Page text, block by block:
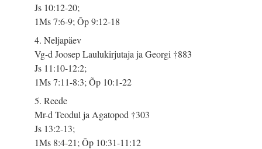
Js 10:12-20;
1Ms 7:6-9; Õp 9:12-18
4. Neljapäev
Vg-d Joosep Laulukirjutaja ja Georgi †883
Js 11:10-12:2;
1Ms 7:11-8:3; Õp 10:1-22
5. Reede
Mr-d Teodul ja Agatopod †303
Js 13:2-13;
1Ms 8:4-21; Õp 10:31-11:12